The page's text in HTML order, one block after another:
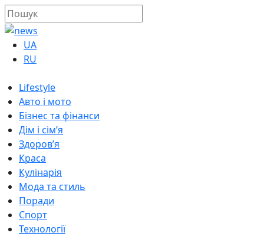
UA
RU
Lifestyle
Авто і мото
Бізнес та фінанси
Дім і сім’я
Здоров’я
Краса
Кулінарія
Мода та стиль
Поради
Спорт
Технології